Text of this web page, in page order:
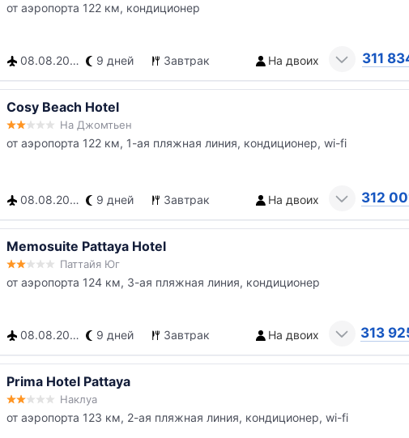
от аэропорта 122 км, кондиционер
08.08.2026 9 дней Завтрак На двоих 311
Cosy Beach Hotel
На Джомтьен
от аэропорта 122 км, 1-ая пляжная линия, кондиционер, wi-fi
08.08.2026 9 дней Завтрак На двоих 312
Memosuite Pattaya Hotel
Паттайя Юг
от аэропорта 124 км, 3-ая пляжная линия, кондиционер
08.08.2026 9 дней Завтрак На двоих 313
Prima Hotel Pattaya
Наклуа
от аэропорта 123 км, 2-ая пляжная линия, кондиционер, wi-fi